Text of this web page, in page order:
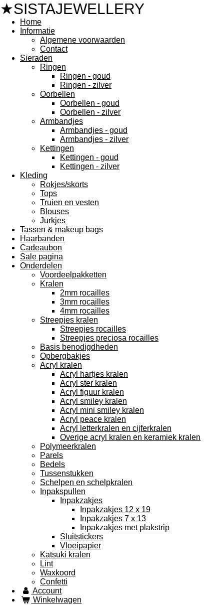
★SISTAJEWELLERY
Home
Informatie
Algemene voorwaarden
Contact
Sieraden
Ringen
Ringen - goud
Ringen - zilver
Oorbellen
Oorbellen - goud
Oorbellen - zilver
Armbandjes
Armbandjes - goud
Armbandjes - zilver
Kettingen
Kettingen - goud
Kettingen - zilver
Kleding
Rokjes/skorts
Tops
Truien en vesten
Blouses
Jurkjes
Tassen & makeup bags
Haarbanden
Cadeaubon
Sale pagina
Onderdelen
Voordeelpakketten
Kralen
2mm rocailles
3mm rocailles
4mm rocailles
Streepjes kralen
Streepjes rocailles
Streepjes preciosa rocailles
Basis benodigdheden
Opbergbakjes
Acryl kralen
Acryl hartjes kralen
Acryl ster kralen
Acryl figuur kralen
Acryl smiley kralen
Acryl mini smiley kralen
Acryl peace kralen
Acryl letterkralen en cijferkralen
Overige acryl kralen en keramiek kralen
Polymeerkralen
Parels
Bedels
Tussenstukken
Schelpen en schelpkralen
Inpakspullen
Inpakzakjes
Inpakzakjes 12 x 19
Inpakzakjes 7 x 13
Inpakzakjes met plakstrip
Sluitstickers
Vloeipapier
Katsuki kralen
Lint
Waxkoord
Confetti
Account
Winkelwagen